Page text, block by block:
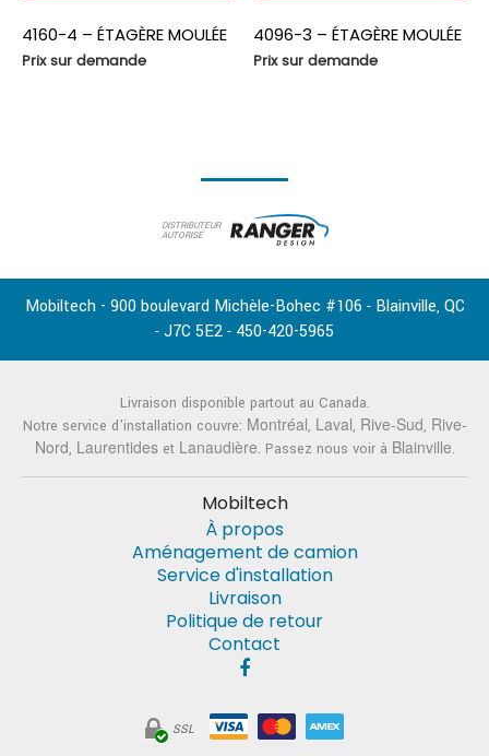
4160-4 – ÉTAGÈRE MOULÉE
Prix sur demande
4096-3 – ÉTAGÈRE MOULÉE
Prix sur demande
DISTRIBUTEUR
AUTORISÉ
Mobiltech - 900 boulevard Michèle-Bohec #106 - Blainville, QC
- J7C 5E2 - 450-420-5965
Livraison disponible partout au Canada.
Notre service d'installation couvre: Montréal, Laval, Rive-Sud, Rive-
Nord, Laurentideset Lanaudière. Passez nous voir à Blainville.
Mobiltech
À propos
Aménagement de camion
Service d'installation
Livraison
Politique de retour
Contact
SSL